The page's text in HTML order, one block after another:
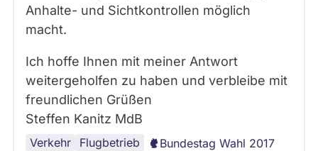
Anhalte- und Sichtkontrollen möglich
macht.
Ich hoffe Ihnen mit meiner Antwort
weitergeholfen zu haben und verbleibe mit
freundlichen Grüßen
Steffen Kanitz MdB
Verkehr Flugbetrieb
Dortmund Bundestag Wahl 2017